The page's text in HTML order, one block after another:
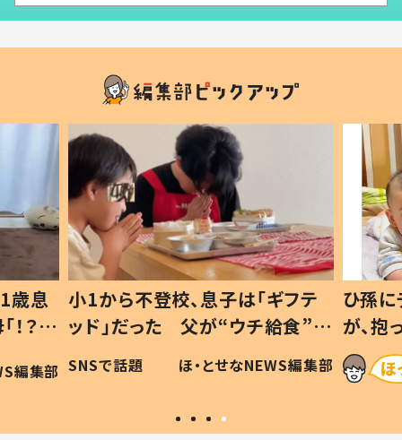
歳息
？」
編集部
小1から不登校、息子は「ギフテ
ッド」だった 父が“ウチ給食”を
作り続ける理由とは #令和の親
#令和の子
SNSで話題 ほ・とせなNEWS編集部
ひ孫
が、
「涙が
い」